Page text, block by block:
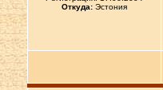
Откуда:Эстония